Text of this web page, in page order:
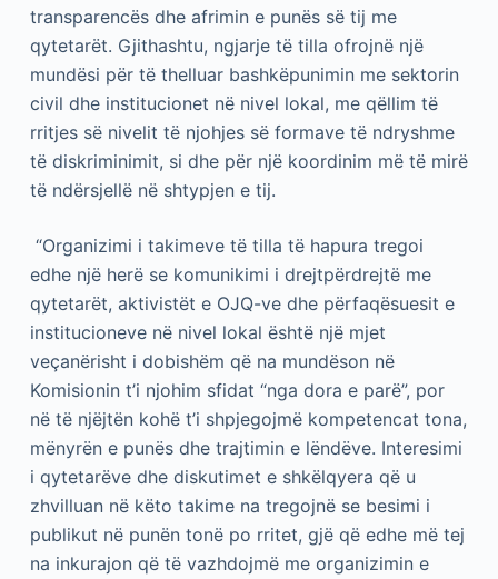
transparencës dhe afrimin e punës së tij me
qytetarët. Gjithashtu, ngjarje të tilla ofrojnë një
mundësi për të thelluar bashkëpunimin me sektorin
civil dhe institucionet në nivel lokal, me qëllim të
rritjes së nivelit të njohjes së formave të ndryshme
të diskriminimit, si dhe për një koordinim më të mirë
të ndërsjellë në shtypjen e tij.
“Organizimi i takimeve të tilla të hapura tregoi
edhe një herë se komunikimi i drejtpërdrejtë me
qytetarët, aktivistët e OJQ-ve dhe përfaqësuesit e
institucioneve në nivel lokal është një mjet
veçanërisht i dobishëm që na mundëson në
Komisionin t’i njohim sfidat “nga dora e parë”, por
në të njëjtën kohë t’i shpjegojmë kompetencat tona,
mënyrën e punës dhe trajtimin e lëndëve. Interesimi
i qytetarëve dhe diskutimet e shkëlqyera që u
zhvilluan në këto takime na tregojnë se besimi i
publikut në punën tonë po rritet, gjë që edhe më tej
na inkurajon që të vazhdojmë me organizimin e